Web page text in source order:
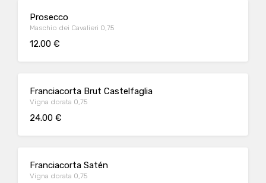
Prosecco
Maschio dei Cavalieri 0,75
12.00 €
Franciacorta Brut Castelfaglia
Vigna dorata 0,75
24.00 €
Franciacorta Satén
Vigna dorata 0,75